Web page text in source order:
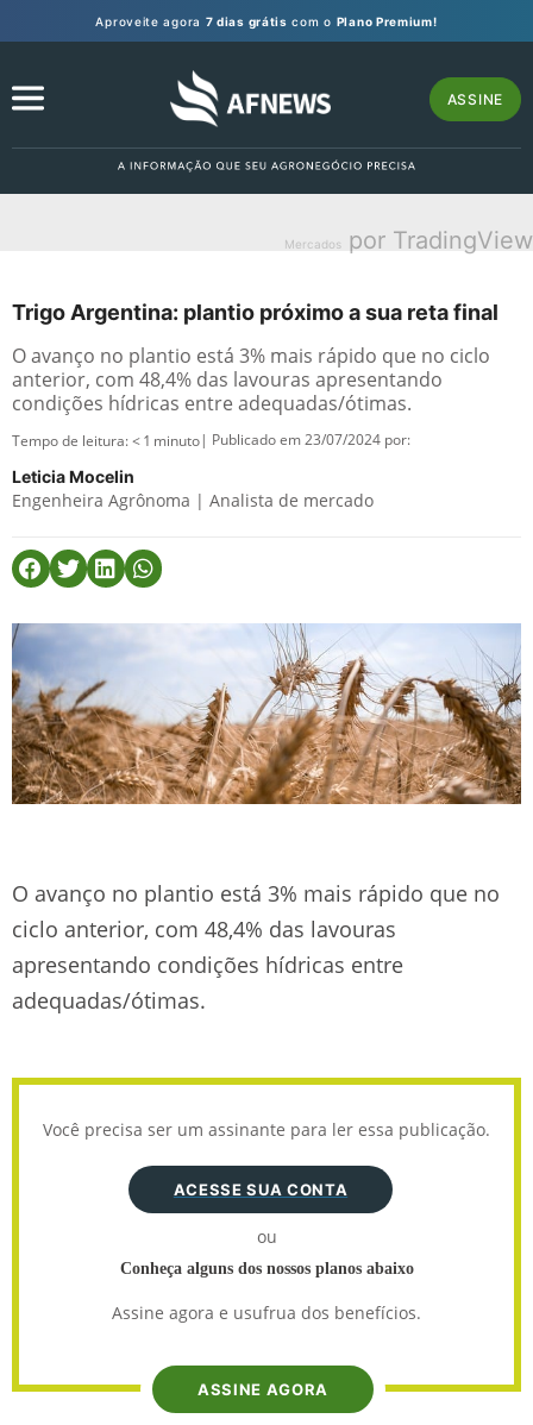
Aproveite agora 7 dias grátis com o Plano Premium!
ASSINE
Mercados por TradingView
Trigo Argentina: plantio próximo a sua reta final
O avanço no plantio está 3% mais rápido que no ciclo
anterior, com 48,4% das lavouras apresentando
condições hídricas entre adequadas/ótimas.
Tempo de leitura:< 1 minuto| Publicado em 23/07/2024 por:
Leticia Mocelin
Engenheira Agrônoma | Analista de mercado
O avanço no plantio está 3% mais rápido que no
ciclo anterior, com 48,4% das lavouras
apresentando condições hídricas entre
adequadas/ótimas.
Você precisa ser um assinante para ler essa publicação.
ACESSE SUA CONTA
ou
Conheça alguns dos nossos planos abaixo
Assine agora e usufrua dos benefícios.
ASSINE AGORA